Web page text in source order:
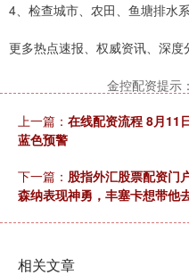
4、检查城市、农田、鱼塘排水
更多热点速报、权威资讯、深
金控配资提示
上一篇： 在线配资流程 8月11
蓝色预警
下一篇： 股指外汇股票配资门
森纳表现神勇，丰塞卡想带他
相关文章